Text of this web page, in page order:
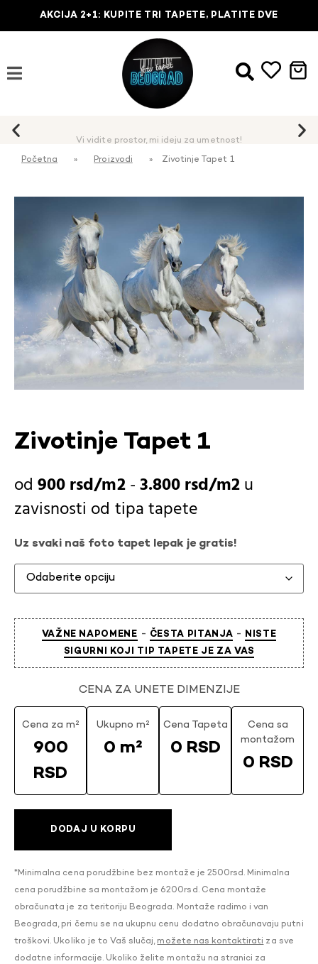
AKCIJA 2+1: KUPITE TRI TAPETE, PLATITE DVE
Početna » Proizvodi » Zivotinje Tapet 1
Zivotinje Tapet 1
900rsd -3.800rsd
u
zavisnosti od tipa tapete
Uz svaki naš foto tapet lepak je gratis!
VAŽNE NAPOMENE - ČESTA PITANJA - NISTE
SIGURNI KOJI TIP TAPETE JE ZA VAS
CENA ZA UNETE DIMENZIJE
Cena za m²
900
RSD
Ukupno m²
0 m²
Cena Tapeta
0 RSD
Cena sa
montažom
0 RSD
DODAJ U KORPU
*Minimalna cena porudžbine bez montaže je 2500rsd. Minimalna
cena porudžbine sa montažom je 6200rsd. Cena montaže
obračunata je za teritoriju Beograda. Montaže radimo i van
Beograda, pri čemu se na ukupnu cenu dodatno obračunavaju putni
troškovi. Ukoliko je to Vaš slučaj, možete nas kontaktirati za sve
dodatne informacije. Ukoliko želite montažu na stranici za